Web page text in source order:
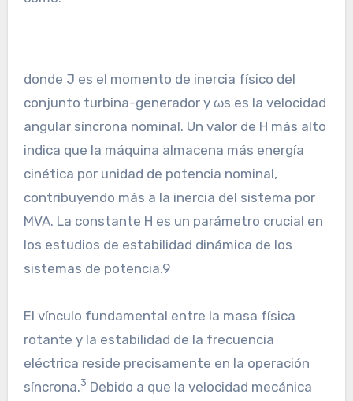
donde J es el momento de inercia físico del
conjunto turbina-generador y ωs​ es la velocidad
angular síncrona nominal. Un valor de H más alto
indica que la máquina almacena más energía
cinética por unidad de potencia nominal,
contribuyendo más a la inercia del sistema por
MVA. La constante H es un parámetro crucial en
los estudios de estabilidad dinámica de los
sistemas de potencia.9
El vínculo fundamental entre la masa física
rotante y la estabilidad de la frecuencia
eléctrica reside precisamente en la operación
síncrona.3 Debido a que la velocidad mecánica